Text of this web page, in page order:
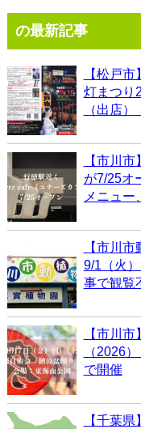
の最新記事
【松戸
灯まつり
（出店
【市川
が7/25オ
メニュー
【市川
9/1（火
事で観覧
【市川
（2026
で開催
【千葉